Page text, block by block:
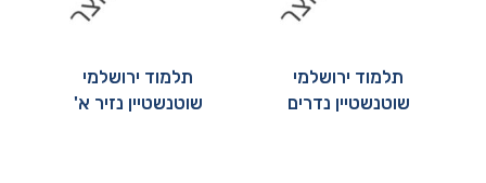
תלמוד ירושלמי
שוטנשטיין נדרים
תלמוד ירושלמי
שוטנשטיין נזיר א'